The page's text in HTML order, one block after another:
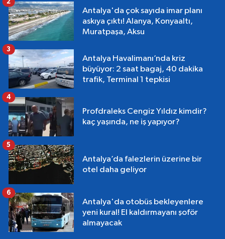
Antalya'da çok sayıda imar planı
askıya çıktı! Alanya, Konyaaltı,
Muratpaşa, Aksu
2
Antalya Havalimanı’nda kriz
büyüyor: 2 saat bagaj, 40 dakika
trafik, Terminal 1 tepkisi
3
Profdraleks Cengiz Yıldız kimdir?
kaç yaşında, ne iş yapıyor?
4
Antalya’da falezlerin üzerine bir
otel daha geliyor
5
Antalya'da otobüs bekleyenlere
yeni kural! El kaldırmayanı şoför
almayacak
6